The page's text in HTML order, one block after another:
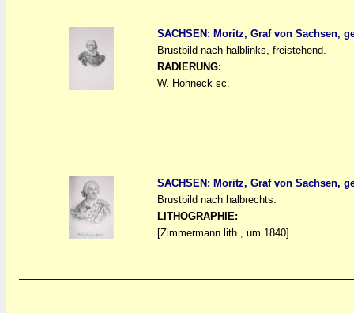
SACHSEN: Moritz, Graf von Sachsen,
Brustbild nach halblinks, freistehend.
RADIERUNG:
W. Hohneck sc.
SACHSEN: Moritz, Graf von Sachsen,
Brustbild nach halbrechts.
LITHOGRAPHIE:
[Zimmermann lith., um 1840]